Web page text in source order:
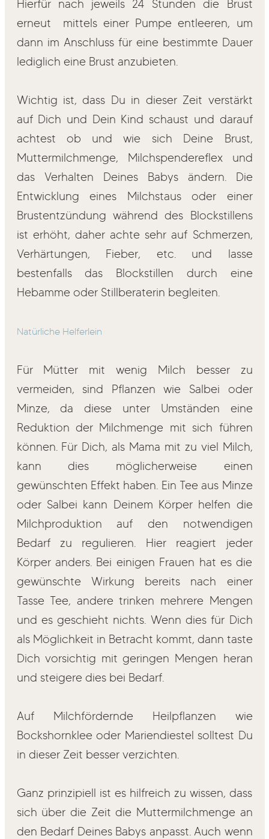
Hierfür nach jeweils 24 Stunden die Brust
erneut mittels einer Pumpe entleeren, um
dann im Anschluss für eine bestimmte Dauer
lediglich eine Brust anzubieten.
Wichtig ist, dass Du in dieser Zeit verstärkt
auf Dich und Dein Kind schaust und darauf
achtest ob und wie sich Deine Brust,
Muttermilchmenge, Milchspendereflex und
das Verhalten Deines Babys ändern. Die
Entwicklung eines Milchstaus oder einer
Brustentzündung während des Blockstillens
ist erhöht, daher achte sehr auf Schmerzen,
Verhärtungen, Fieber, etc. und lasse
bestenfalls das Blockstillen durch eine
Hebamme oder Stillberaterin begleiten.
Natürliche Helferlein
Für Mütter mit wenig Milch besser zu
vermeiden, sind Pflanzen wie Salbei oder
Minze, da diese unter Umständen eine
Reduktion der Milchmenge mit sich führen
können. Für Dich, als Mama mit zu viel Milch,
kann dies möglicherweise einen
gewünschten Effekt haben. Ein Tee aus Minze
oder Salbei kann Deinem Körper helfen die
Milchproduktion auf den notwendigen
Bedarf zu regulieren. Hier reagiert jeder
Körper anders. Bei einigen Frauen hat es die
gewünschte Wirkung bereits nach einer
Tasse Tee, andere trinken mehrere Mengen
und es geschieht nichts. Wenn dies für Dich
als Möglichkeit in Betracht kommt, dann taste
Dich vorsichtig mit geringen Mengen heran
und steigere dies bei Bedarf.
Auf Milchfördernde Heilpflanzen wie
Bockshornklee oder Mariendiestel solltest Du
in dieser Zeit besser verzichten.
Ganz prinzipiell ist es hilfreich zu wissen, dass
sich über die Zeit die Muttermilchmenge an
den Bedarf Deines Babys anpasst. Auch wenn